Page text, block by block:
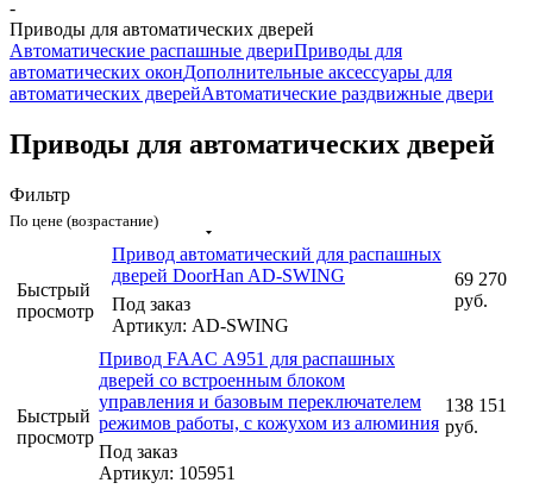
-
Приводы для автоматических дверей
Автоматические распашные двериПриводы для
автоматических оконДополнительные аксессуары для
автоматических дверейАвтоматические раздвижные двери
Приводы для автоматических дверей
Фильтр
По цене (возрастание)
Быстрый
просмотр
Привод автоматический для распашных
дверей DoorHan AD-SWING
Под заказ
Артикул: AD-SWING
69 270
руб.
Быстрый
просмотр
Привод FAAC А951 для распашных
дверей со встроенным блоком
управления и базовым переключателем
режимов работы, с кожухом из алюминия
Под заказ
Артикул: 105951
138 151
руб.